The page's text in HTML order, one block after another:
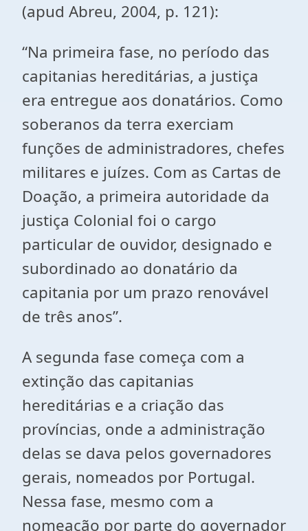
(apud Abreu, 2004, p. 121):
“Na primeira fase, no período das
capitanias hereditárias, a justiça
era entregue aos donatários. Como
soberanos da terra exerciam
funções de administradores, chefes
militares e juízes. Com as Cartas de
Doação, a primeira autoridade da
justiça Colonial foi o cargo
particular de ouvidor, designado e
subordinado ao donatário da
capitania por um prazo renovável
de três anos”.
A segunda fase começa com a
extinção das capitanias
hereditárias e a criação das
províncias, onde a administração
delas se dava pelos governadores
gerais, nomeados por Portugal.
Nessa fase, mesmo com a
nomeação por parte do governador